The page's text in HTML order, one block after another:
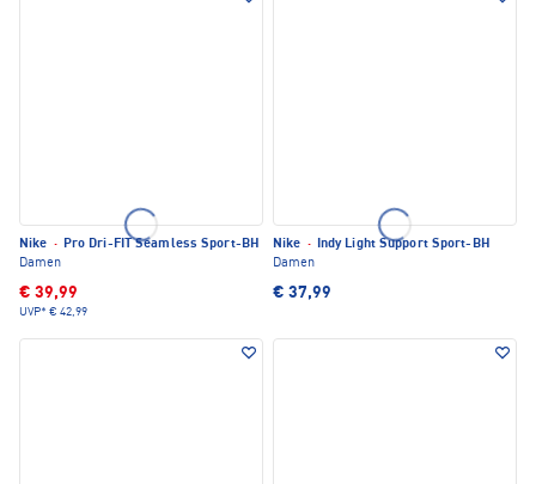
Nike · Pro Dri-FIT Seamless Sport-BH
Damen
€ 39,99
UVP* € 42,99
Nike · Indy Light Support Sport-BH
Damen
€ 37,99